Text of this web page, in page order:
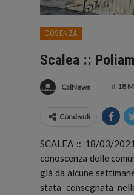
COSENZA
Scalea ::
CalNews il 18
Condividi
SCALEA :: 18/03/
conoscenza delle
già da alcune
stata consegnata